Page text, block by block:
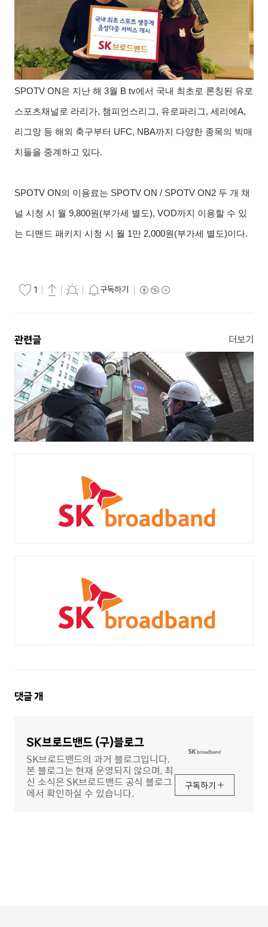
SPOTV ON은 지난 해 3월 B tv에서 국내 최초로 론칭된 유로
스포츠채널로 라리가, 챔피언스리그, 유로파리그, 세리에A,
리그앙 등 해외 축구부터 UFC, NBA까지 다양한 종목의 빅매
치들을 중계하고 있다.
SPOTV ON의 이용료는 SPOTV ON / SPOTV ON2 두 개 채
널 시청 시 월 9,800원(부가세 별도), VOD까지 이용할 수 있
는 디맨드 패키지 시청 시 월 1만 2,000원(부가세 별도)이다.
1 구독하기
관련글 더보기
댓
댓글개
SK브로드밴드 (구)블로그
SK브로드밴드의 과거 블로그입니다.
본 블로그는 현재 운영되지 않으며, 최
신 소식은 SK브로드밴드 공식 블로그
에서 확인하실 수 있습니다.
구독하기